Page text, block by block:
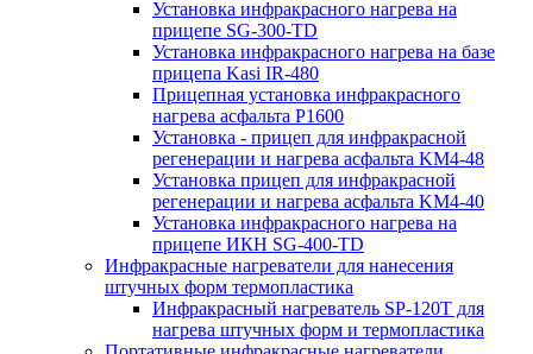
Установка инфракрасного нагрева на
прицепе SG-300-TD
Установка инфракрасного нагрева на базе
прицепа Kasi IR-480
Прицепная установка инфракрасного
нагрева асфальта P1600
Установка - прицеп для инфракрасной
регенерации и нагрева асфальта KM4-48
Установка прицеп для инфракрасной
регенерации и нагрева асфальта KM4-40
Установка инфракрасного нагрева на
прицепе ИКН SG-400-TD
Инфракрасные нагреватели для нанесения
штучных форм термопластика
Инфракрасный нагреватель SP-120T для
нагрева штучных форм и термопластика